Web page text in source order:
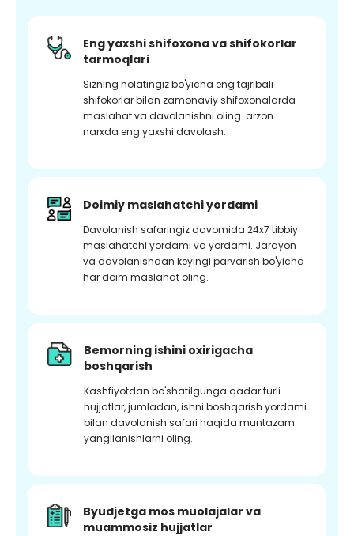
Eng yaxshi shifoxona va shifokorlar
tarmoqlari
Sizning holatingiz bo'yicha eng tajribali
shifokorlar bilan zamonaviy shifoxonalarda
maslahat va davolanishni oling. arzon
narxda eng yaxshi davolash.
Doimiy maslahatchi yordami
Davolanish safaringiz davomida 24x7 tibbiy
maslahatchi yordami va yordami. Jarayon
va davolanishdan keyingi parvarish bo'yicha
har doim maslahat oling.
Bemorning ishini oxirigacha
boshqarish
Kashfiyotdan bo'shatilgunga qadar turli
hujjatlar, jumladan, ishni boshqarish yordami
bilan davolanish safari haqida muntazam
yangilanishlarni oling.
Byudjetga mos muolajalar va
muammosiz hujjatlar